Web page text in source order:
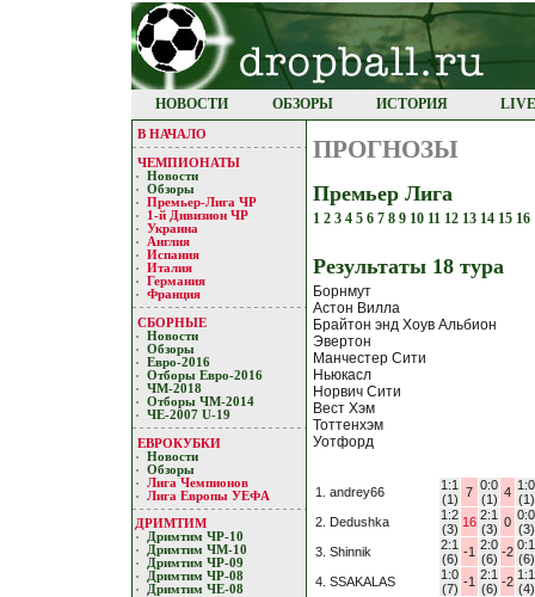
НОВОСТИ ОБЗОРЫ ИСТОРИЯ
В НАЧАЛО
ЧЕМПИОНАТЫ
Новости
Обзоры
Премьер-Лигa ЧР
1-й Дивизион ЧР
Украина
Англия
Испания
Италия
Германия
Франция
СБОРНЫЕ
Новости
Обзоры
Евро-2016
Отборы Евро-2016
ЧМ-2018
Отборы ЧМ-2014
ЧЕ-2007 U-19
ЕВРОКУБКИ
Новости
Обзоры
Лигa Чемпиoнoв
Лига Европы УЕФA
ДРИМТИМ
Дримтим ЧР-10
Дримтим ЧМ-10
Дримтим ЧР-09
Дримтим ЧР-08
Дримтим ЧЕ-08
ПРОГНОЗЫ
Премьер Лига
1 2 3 4 5 6 7 8 9 10 11 12 13 14 15 16
Результaты 18 турa
Борнмут
Астон Вилла
Брайтон энд Хоув Альбион
Эвертон
Манчестер Сити
Ньюкасл
Норвич Сити
Вест Хэм
Тоттенхэм
Уотфорд
1. andrey66
1:1
(1) 7 0:0
(1) 4 1:0
(1)
2. Dedushka
1:2
(3) 16 2:1
(3) 0 0:0
(3)
3. Shinnik
2:1
(6) -1 2:0
(6) -2 0:1
(6)
4. SSAKALAS
1:0
(7) -1 2:1
(6) -2 1:1
(4)